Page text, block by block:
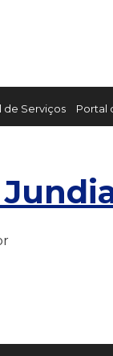
de Serviços Portal